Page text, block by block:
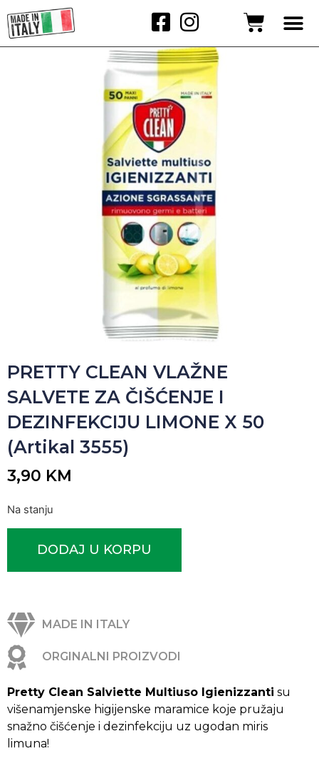
PRETTY CLEAN VLAŽNE
SALVETE ZA ČIŠĆENJE I
DEZINFEKCIJU LIMONE X 50
(Artikal 3555)
3,90 KM
Na stanju
DODAJ U KORPU
MADE IN ITALY
ORGINALNI PROIZVODI
Pretty Clean Salviette Multiuso Igienizzanti su
višenamjenske higijenske maramice koje pružaju
snažno čišćenje i dezinfekciju uz ugodan miris
limuna!